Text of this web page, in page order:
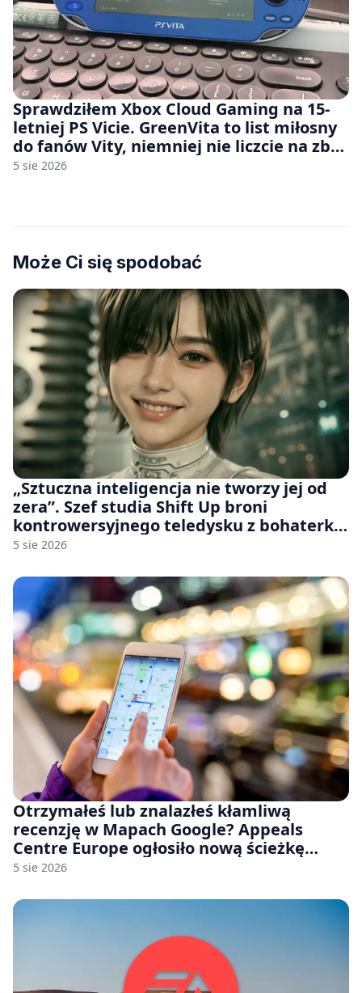
Sprawdziłem Xbox Cloud Gaming na 15-
letniej PS Vicie. GreenVita to list miłosny
do fanów Vity, niemniej nie liczcie na zbyt
wiele [FELIETON]
5 sie 2026
Może Ci się spodobać
„Sztuczna inteligencja nie tworzy jej od
zera”. Szef studia Shift Up broni
kontrowersyjnego teledysku z bohaterką
Stellar Blade: Blood Rain
5 sie 2026
Otrzymałeś lub znalazłeś kłamliwą
recenzję w Mapach Google? Appeals
Centre Europe ogłosiło nową ścieżkę
odwoławczą dla firm i konsumentów
5 sie 2026